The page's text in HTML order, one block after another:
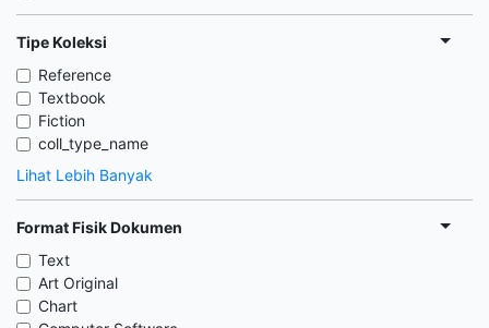
Tipe Koleksi
Reference
Textbook
Fiction
coll_type_name
Lihat Lebih Banyak
Format Fisik Dokumen
Text
Art Original
Chart